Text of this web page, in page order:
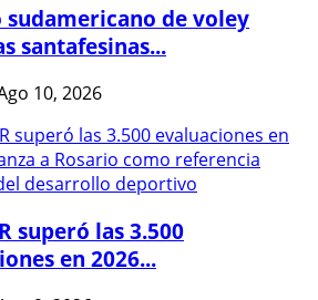
sudamericano de voley
santafesinas...
10, 2026
superó las 3.500
en 2026...